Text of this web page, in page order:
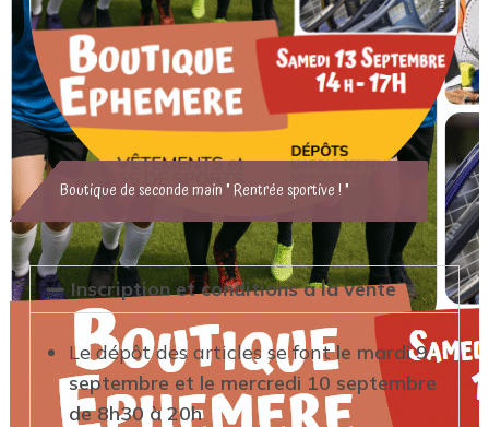
Boutique de seconde main " Rentrée sportive ! "
Inscription et conditions à la vente
Le dépôt des articles se fontle mardi 9
septembre et le mercredi 10 septembre
de 8h30 à 20h